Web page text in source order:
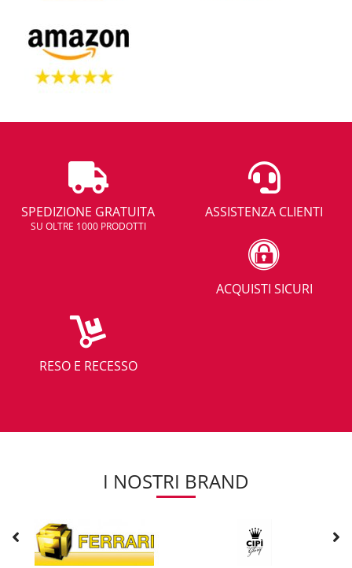
SPEDIZIONE GRATUITA
SU OLTRE 1000 PRODOTTI
ASSISTENZA CLIENTI
ACQUISTI SICURI
RESO E RECESSO
I NOSTRI BRAND